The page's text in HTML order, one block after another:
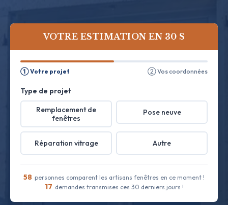
VOTRE ESTIMATION EN 30 S
① Votre projet ② Vos coordonnées
Type de projet
Remplacement de
fenêtres
Pose neuve
Réparation vitrage Autre
58 personnes comparent les artisans fenêtres en ce moment !
17 demandes transmises ces 30 derniers jours !